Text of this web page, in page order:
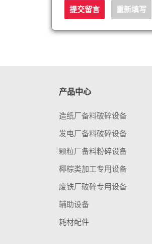
产品中心
造纸厂备料破碎设备
发电厂备料破碎设备
颗粒厂备料粉碎设备
椰棕类加工专用设备
废铁厂破碎专用设备
辅助设备
耗材配件